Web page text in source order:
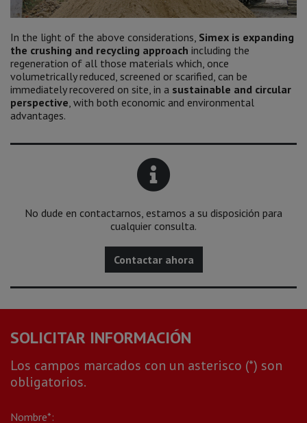
In the light of the above considerations, Simex is expanding
the crushing and recycling approach including the
regeneration of all those materials which, once
volumetrically reduced, screened or scarified, can be
immediately recovered on site, in a sustainable and circular
perspective, with both economic and environmental
advantages.
No dude en contactarnos, estamos a su disposición para
cualquier consulta.
Contactar ahora
SOLICITAR INFORMACIÓN
Los campos marcados con un asterisco (*) son
obligatorios.
Nombre*: